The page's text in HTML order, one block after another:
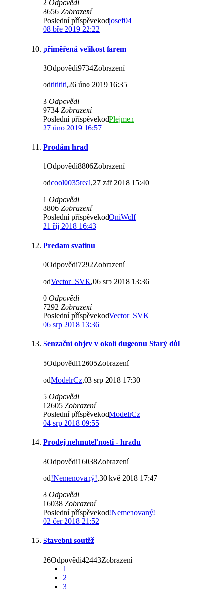
2 Odpovědi
8656 Zobrazení
Poslední příspěvekodjosef04
08 bře 2019 22:22
přiměřená velikost farem
3Odpovědi9734Zobrazení
odtitititi,26 úno 2019 16:35
3 Odpovědi
9734 Zobrazení
Poslední příspěvekodPlejmen
27 úno 2019 16:57
Prodám hrad
1Odpovědi8806Zobrazení
odcool0035real,27 zář 2018 15:40
1 Odpovědi
8806 Zobrazení
Poslední příspěvekodOniWolf
21 říj 2018 16:43
Predam svatinu
0Odpovědi7292Zobrazení
odVector_SVK,06 srp 2018 13:36
0 Odpovědi
7292 Zobrazení
Poslední příspěvekodVector_SVK
06 srp 2018 13:36
Senzační objev v okolí dugeonu Starý důl
5Odpovědi12605Zobrazení
odModelrCz,03 srp 2018 17:30
5 Odpovědi
12605 Zobrazení
Poslední příspěvekodModelrCz
04 srp 2018 09:55
Prodej nehnuteľnosti - hradu
8Odpovědi16038Zobrazení
od!Nemenovaný!,30 kvě 2018 17:47
8 Odpovědi
16038 Zobrazení
Poslední příspěvekod!Nemenovaný!
02 čer 2018 21:52
Stavební soutěž
26Odpovědi42443Zobrazení
1
2
3